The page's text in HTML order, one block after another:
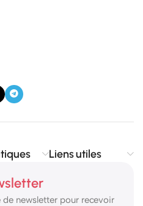
Liens utiles
newsletter pour recevoir